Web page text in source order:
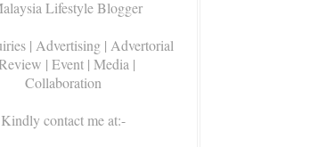
Lifestyle Blogger
| Advertising | Advertorial
| Event | Media |
Collaboration
Kindly contact me at:-